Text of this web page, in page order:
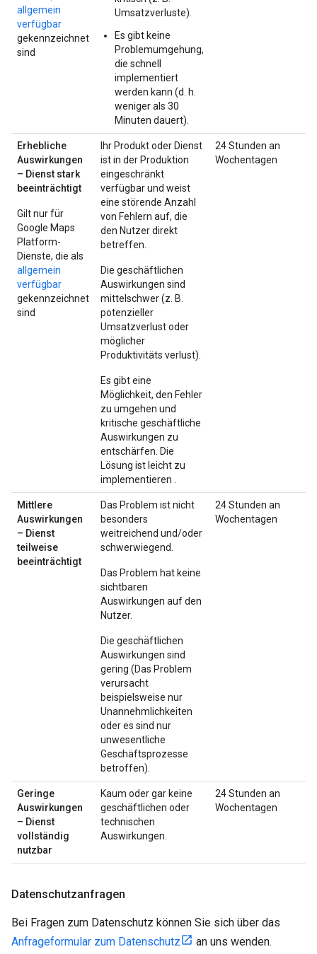
allgemein
verfügbar
gekennzeichnet
sind
Umsatzverluste).
Es gibt keine
Problemumgehung,
die schnell
implementiert
werden kann (d. h.
weniger als 30
Minuten dauert).
Erhebliche
Auswirkungen
– Dienst stark
beeinträchtigt
Gilt nur für
Google Maps
Platform-
Dienste, die als
allgemein
verfügbar
gekennzeichnet
sind
Ihr Produkt oder Dienst
ist in der Produktion
eingeschränkt
verfügbar und weist
eine störende Anzahl
von Fehlern auf, die
den Nutzer direkt
betreffen.
Die geschäftlichen
Auswirkungen sind
mittelschwer (z. B.
potenzieller
Umsatzverlust oder
möglicher
Produktivitäts verlust).
Es gibt eine
Möglichkeit, den Fehler
zu umgehen und
kritische geschäftliche
Auswirkungen zu
entschärfen. Die
Lösung ist leicht zu
implementieren .
24 Stunden an
Wochentagen
Mittlere
Auswirkungen
– Dienst
teilweise
beeinträchtigt
Das Problem ist nicht
besonders
weitreichend und/oder
schwerwiegend.
Das Problem hat keine
sichtbaren
Auswirkungen auf den
Nutzer.
Die geschäftlichen
Auswirkungen sind
gering (Das Problem
verursacht
beispielsweise nur
Unannehmlichkeiten
oder es sind nur
unwesentliche
Geschäftsprozesse
betroffen).
24 Stunden an
Wochentagen
Geringe
Auswirkungen
– Dienst
vollständig
nutzbar
Kaum oder gar keine
geschäftlichen oder
technischen
Auswirkungen.
24 Stunden an
Wochentagen
Datenschutzanfragen
Bei Fragen zum Datenschutz können Sie sich über das
Anfrageformular zum Datenschutz
an uns wenden.